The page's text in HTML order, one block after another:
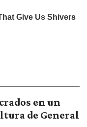
en un
de General